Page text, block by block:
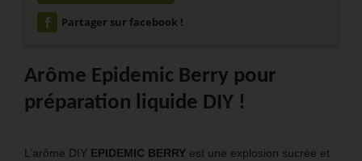
Partager sur facebook !
Arôme Epidemic Berry pour
préparation liquide DIY !
L’arôme DIY EPIDEMIC BERRY est une explosion sucrée et